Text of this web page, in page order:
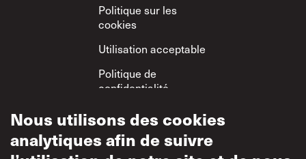
Politique sur les
cookies
Utilisation acceptable
Politique de
confidentialité
Politique sur le
respect mutuel
Nous utilisons des cookies
analytiques afin de suivre